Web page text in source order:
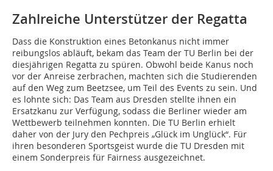
Zahlreiche Unterstützer der Regatta
Dass die Konstruktion eines Betonkanus nicht immer
reibungslos abläuft, bekam das Team der TU Berlin bei der
diesjährigen Regatta zu spüren. Obwohl beide Kanus noch
vor der Anreise zerbrachen, machten sich die Studierenden
auf den Weg zum Beetzsee, um Teil des Events zu sein. Und
es lohnte sich: Das Team aus Dresden stellte ihnen ein
Ersatzkanu zur Verfügung, sodass die Berliner wieder am
Wettbewerb teilnehmen konnten. Die TU Berlin erhielt
daher von der Jury den Pechpreis „Glück im Unglück“. Für
ihren besonderen Sportsgeist wurde die TU Dresden mit
einem Sonderpreis für Fairness ausgezeichnet.